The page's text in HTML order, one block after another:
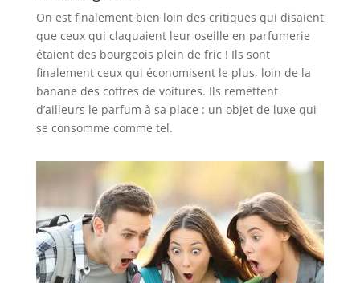
On est finalement bien loin des critiques qui disaient
que ceux qui claquaient leur oseille en parfumerie
étaient des bourgeois plein de fric ! Ils sont
finalement ceux qui économisent le plus, loin de la
banane des coffres de voitures. Ils remettent
d’ailleurs le parfum à sa place : un objet de luxe qui
se consomme comme tel.